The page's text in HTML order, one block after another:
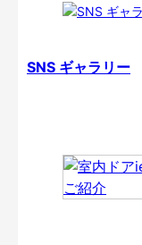
SNS ギャラリー